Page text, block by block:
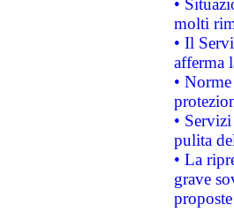
•
molti
• Il
afferma
•
•
pulita
• La
grave